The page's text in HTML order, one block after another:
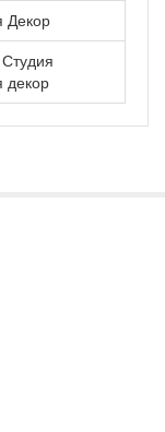
Декор
декор